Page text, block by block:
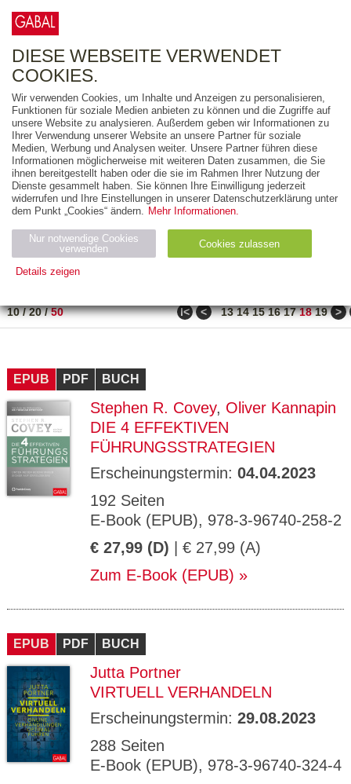
FREITEXT
AUSGABEART
AUS DER REIHE
ZUM THEMA
Neuerscheinung
Bestseller
PREIS
10/20/50 ǀ< < 13 14 15 16 17 18 19 >
EPUB PDF BUCH
Stephen R. Covey, Oliver Kannapin
DIE 4 EFFEKTIVEN
FÜHRUNGSSTRATEGIEN
Erscheinungstermin: 04.04.2023
192 Seiten
E-Book (EPUB), 978-3-96740-258-2
€ 27,99 (D) | € 27,99 (A)
Zum E-Book (EPUB)
EPUB PDF BUCH
Jutta Portner
VIRTUELL VERHANDELN
Erscheinungstermin: 29.08.2023
288 Seiten
E-Book (EPUB), 978-3-96740-324-4
DIESE WEBSEITE VERWENDET
COOKIES.
Wir verwenden Cookies, um Inhalte und Anzeigen zu personalisieren,
Funktionen für soziale Medien anbieten zu können und die Zugriffe auf
unsere Website zu analysieren. Außerdem geben wir Informationen zu
Ihrer Verwendung unserer Website an unsere Partner für soziale
Medien, Werbung und Analysen weiter. Unsere Partner führen diese
Informationen möglicherweise mit weiteren Daten zusammen, die Sie
ihnen bereitgestellt haben oder die sie im Rahmen Ihrer Nutzung der
Dienste gesammelt haben. Sie können Ihre Einwilligung jederzeit
widerrufen und Ihre Einstellungen in unserer Datenschutzerklärung unter
dem Punkt „Cookies“ ändern. Mehr Informationen.
Nur notwendige Cookies
verwenden
Cookies zulassen
Details zeigen
Name Zweck
ESSION
_ID
verlag.
de
Session verwendet
GV_CO
OKIES
gabal-
verlag.
Speichert den Zustimmungsstatus des
Benutzers für Cookies auf der aktuellen
Domäne.
90
H
T